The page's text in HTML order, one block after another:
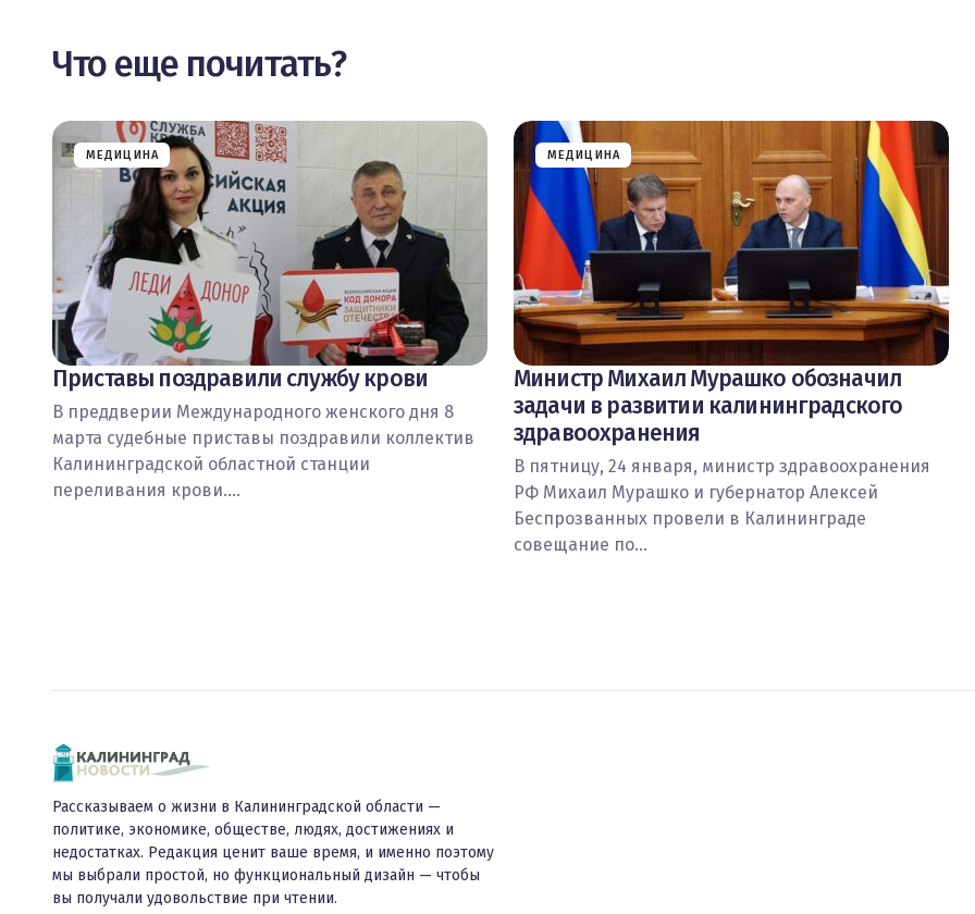
Что еще почитать?
МЕДИЦИНА
Приставы поздравили службу крови
В преддверии Международного женского дня 8
марта судебные приставы поздравили коллектив
Калининградской областной станции
переливания крови.…
МЕДИЦИНА
Министр Михаил Мурашко обозначил
задачи в развитии калининградского
здравоохранения
В пятницу, 24 января, министр здравоохранения
РФ Михаил Мурашко и губернатор Алексей
Беспрозванных провели в Калининграде
совещание по…
Рассказываем о жизни в Калининградской области —
политике, экономике, обществе, людях, достижениях и
недостатках. Редакция ценит ваше время, и именно поэтому
мы выбрали простой, но функциональный дизайн — чтобы
вы получали удовольствие при чтении.